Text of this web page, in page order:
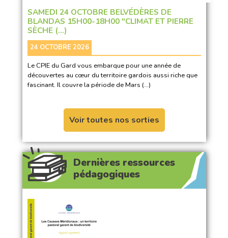
SAMEDI 24 OCTOBRE BELVÉDÈRES DE
BLANDAS 15H00-18H00 "CLIMAT ET PIERRE
SÈCHE (…)
24 OCTOBRE 2026
Le CPIE du Gard vous embarque pour une année de
découvertes au cœur du territoire gardois aussi riche que
fascinant. Il couvre la période de Mars (…)
Voir toutes nos sorties
Dernières ressources
pédagogiques